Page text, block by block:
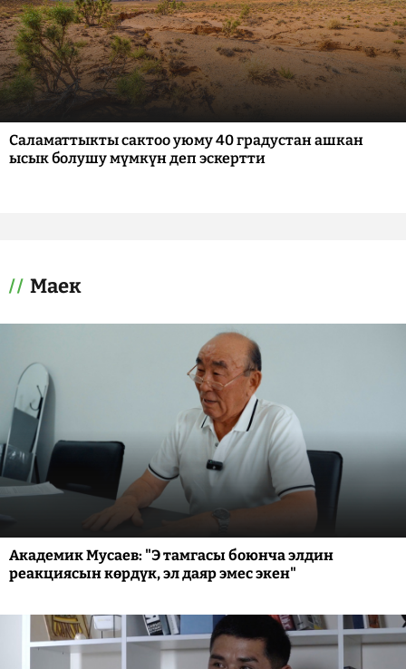
Саламаттыкты сактоо уюму 40 градустан ашкан
ысык болушу мүмкүн деп эскертти
Маек
Академик Мусаев: "Э тамгасы боюнча элдин
реакциясын көрдүк, эл даяр эмес экен"